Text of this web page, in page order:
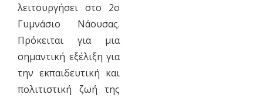
λειτουργήσει στο 2ο
Γυμνάσιο Νάουσας.
Πρόκειται για μια
σημαντική εξέλιξη για
την εκπαιδευτική και
πολιτιστική ζωή της